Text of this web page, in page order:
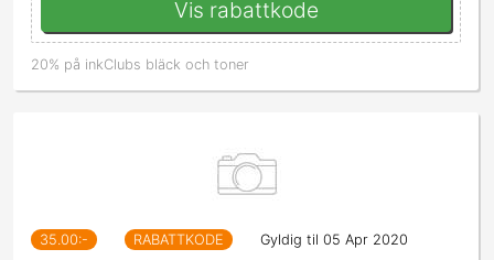
Vis rabattkode
20% på inkClubs bläck och toner
35.00:- RABATTKODE Gyldig til 05 Apr 2020